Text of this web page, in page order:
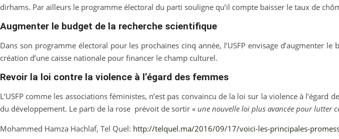
dirhams. Par ailleurs le programme électoral du parti souligne qu’il compte baisser le taux de
Augmenter le budget de la recherche scientifique
Dans son programme électoral pour les prochaines cinq année, l’USFP envisage d’augmenter
création d’une caisse nationale pour financer le champ culturel.
Revoir la loi contre la violence à l’égard des femmes
L’USFP comme les associations féministes, n’est pas convaincu de la loi sur la violence à
du développement. Le parti de la rose prévoit de sortir « une nouvelle loi plus avancée pour lutter
Mohammed Hamza Hachlaf, Tel Quel: http://telquel.ma/2016/09/17/voici-les-principales-